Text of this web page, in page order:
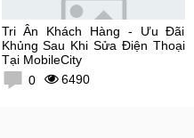
Tri Ân Khách Hàng - Ưu Đãi
Khủng Sau Khi Sửa Điện Thoại
Tại MobileCity
0
6490